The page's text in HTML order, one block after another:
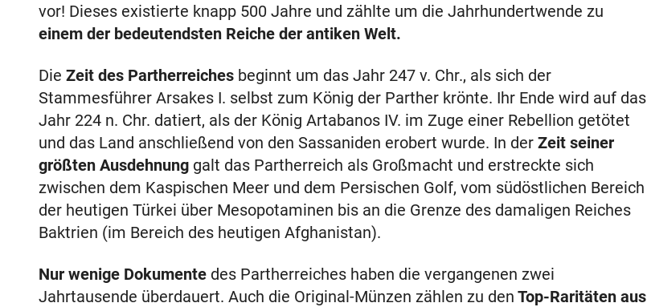
vor! Dieses existierte knapp 500 Jahre und zählte um die Jahrhundertwende zu
einem der bedeutendsten Reiche der antiken Welt.
Die Zeit des Partherreiches beginnt um das Jahr 247 v. Chr., als sich der
Stammesführer Arsakes I. selbst zum König der Parther krönte. Ihr Ende wird auf das
Jahr 224 n. Chr. datiert, als der König Artabanos IV. im Zuge einer Rebellion getötet
und das Land anschließend von den Sassaniden erobert wurde. In der Zeit seiner
größten Ausdehnung galt das Partherreich als Großmacht und erstreckte sich
zwischen dem Kaspischen Meer und dem Persischen Golf, vom südöstlichen Bereich
der heutigen Türkei über Mesopotaminen bis an die Grenze des damaligen Reiches
Baktrien (im Bereich des heutigen Afghanistan).
Nur wenige Dokumente des Partherreiches haben die vergangenen zwei
Jahrtausende überdauert. Auch die Original-Münzen zählen zu den Top-Raritäten aus